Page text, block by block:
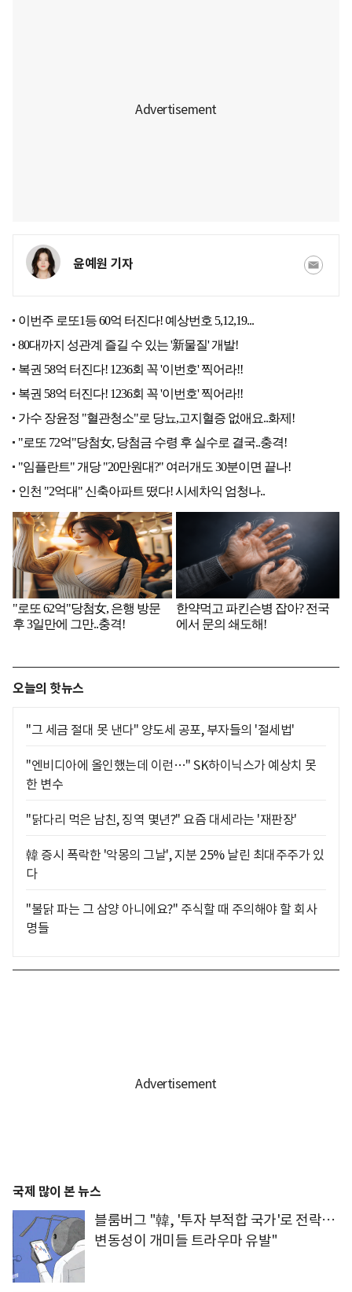
윤예원 기자
오늘의 핫뉴스
"그 세금 절대 못 낸다" 양도세 공포, 부자들의 '절세법'
"엔비디아에 올인했는데 이런…" SK하이닉스가 예상치 못
한 변수
"닭다리 먹은 남친, 징역 몇년?" 요즘 대세라는 '재판장'
韓 증시 폭락한 '악몽의 그날', 지분 25% 날린 최대주주가 있
다
"불닭 파는 그 삼양 아니에요?" 주식할 때 주의해야 할 회사
명들
국제 많이 본 뉴스
블룸버그 "韓, '투자 부적합 국가'로 전락…
변동성이 개미들 트라우마 유발"